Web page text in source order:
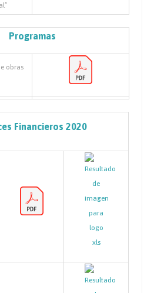
Programas
obras
Financieros 2020